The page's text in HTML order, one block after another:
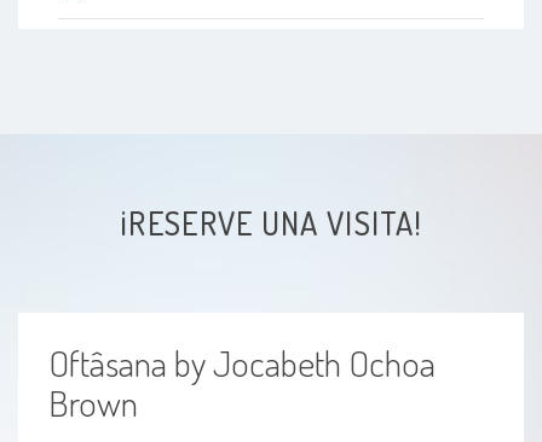
¡RESERVE UNA VISITA!
Oftâsana by Jocabeth Ochoa
Brown